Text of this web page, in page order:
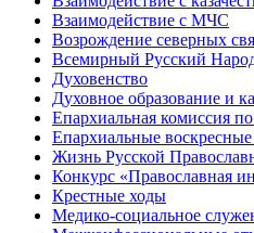
Взаимодействие с МЧС
Возрождение северных
Всемирный Русский
Духовенство
Духовное образование и
Епархиальная комиссия
Епархиальные
Жизнь Русской
Конкурс «Православная
Крестные ходы
Медико-социальное